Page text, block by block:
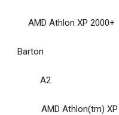
Athlon XP 2000+
A2
AMD Athlon(tm) XP